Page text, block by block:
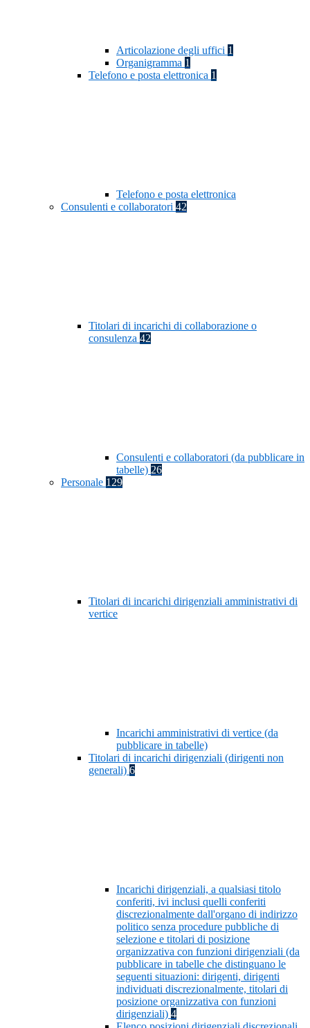
Articolazione degli uffici 1
Organigramma 1
Telefono e posta elettronica 1
Telefono e posta elettronica
Consulenti e collaboratori 42
Titolari di incarichi di collaborazione o
consulenza 42
Consulenti e collaboratori (da pubblicare in
tabelle) 26
Personale 129
Titolari di incarichi dirigenziali amministrativi di
vertice
Incarichi amministrativi di vertice (da
pubblicare in tabelle)
Titolari di incarichi dirigenziali (dirigenti non
generali) 6
Incarichi dirigenziali, a qualsiasi titolo
conferiti, ivi inclusi quelli conferiti
discrezionalmente dall'organo di indirizzo
politico senza procedure pubbliche di
selezione e titolari di posizione
organizzativa con funzioni dirigenziali (da
pubblicare in tabelle che distinguano le
seguenti situazioni: dirigenti, dirigenti
individuati discrezionalmente, titolari di
posizione organizzativa con funzioni
dirigenziali) 4